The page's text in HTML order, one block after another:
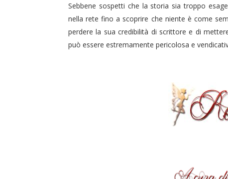
Sebbene sospetti che la storia sia troppo
nella rete fino a scoprire che niente è come
perdere la sua credibilità di scrittore e di
può essere estremamente pericolosa e